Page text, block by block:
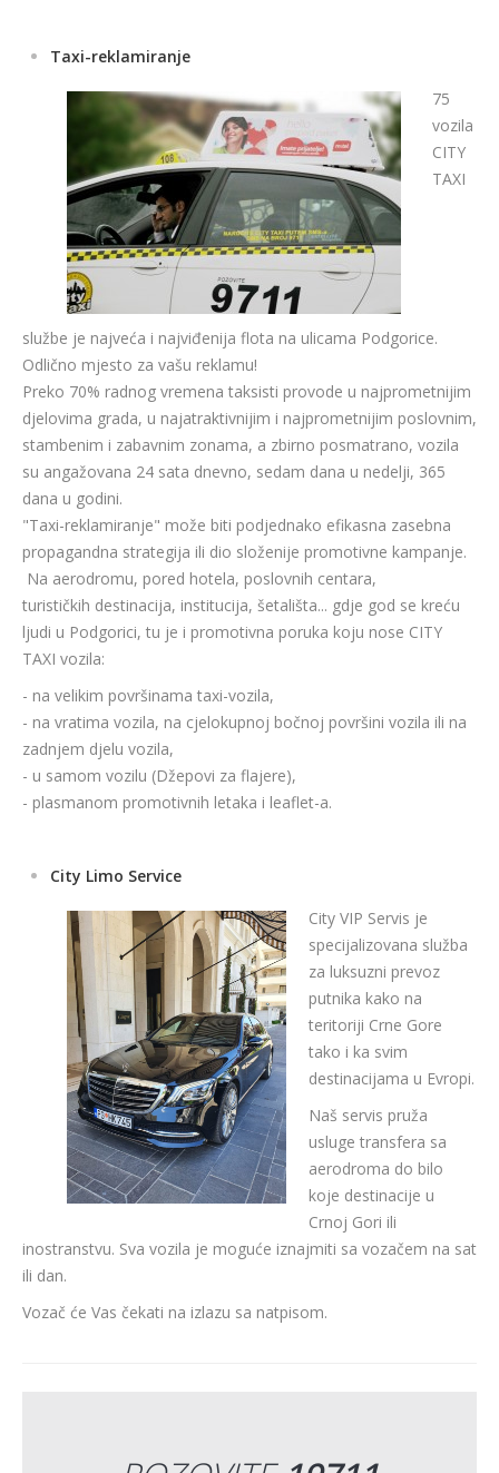
Taxi-reklamiranje
75
vozila
CITY
TAXI
službe je najveća i najviđenija flota na ulicama Podgorice.
Odlično mjesto za vašu reklamu!
Preko 70% radnog vremena taksisti provode u najprometnijim
djelovima grada, u najatraktivnijim i najprometnijim poslovnim,
stambenim i zabavnim zonama, a zbirno posmatrano, vozila
su angažovana 24 sata dnevno, sedam dana u nedelji, 365
dana u godini.
"Taxi-reklamiranje" može biti podjednako efikasna zasebna
propagandna strategija ili dio složenije promotivne kampanje.
Na aerodromu, pored hotela, poslovnih centara,
turističkih destinacija, institucija, šetališta... gdje god se kreću
ljudi u Podgorici, tu je i promotivna poruka koju nose CITY
TAXI vozila:
- na velikim površinama taxi-vozila,
- na vratima vozila, na cjelokupnoj bočnoj površini vozila ili na
zadnjem djelu vozila,
- u samom vozilu (Džepovi za flajere),
- plasmanom promotivnih letaka i leaflet-a.
City Limo Service
City VIP Servis je
specijalizovana služba
za luksuzni prevoz
putnika kako na
teritoriji Crne Gore
tako i ka svim
destinacijama u Evropi.
Naš servis pruža
usluge transfera sa
aerodroma do bilo
koje destinacije u
Crnoj Gori ili
inostranstvu. Sva vozila je moguće iznajmiti sa vozačem na sat
ili dan.
Vozač će Vas čekati na izlazu sa natpisom.